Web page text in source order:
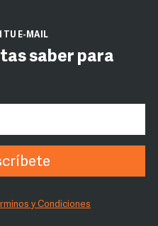
TU E-MAIL
saber para
y Condiciones